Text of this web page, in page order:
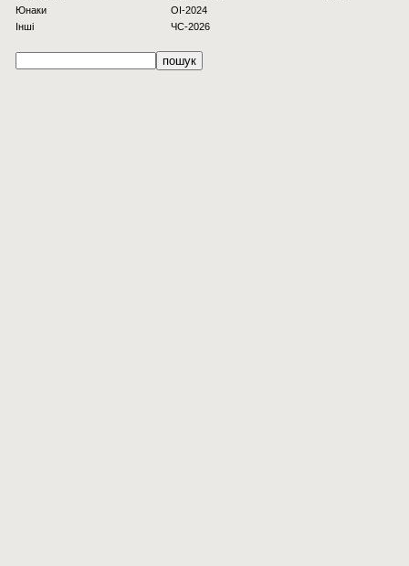
Юнаки
Інші
OI-2024
ЧС-2026